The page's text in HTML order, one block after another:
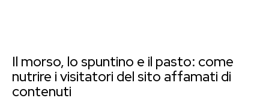
Il morso, lo spuntino e il pasto: come
nutrire i visitatori del sito affamati di
contenuti